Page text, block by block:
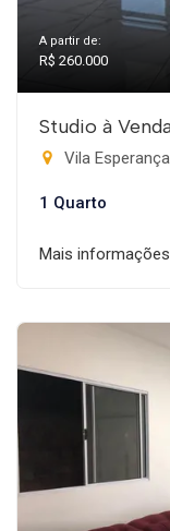
A partir de:
R$ 260.000
Studio à
Vila
1 Quarto
Mais informações